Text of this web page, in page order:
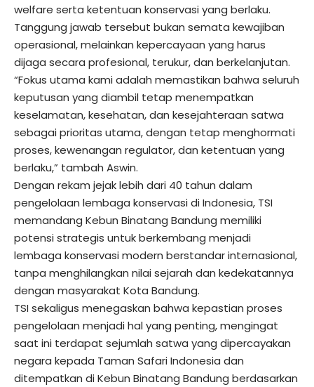
welfare serta ketentuan konservasi yang berlaku.
Tanggung jawab tersebut bukan semata kewajiban
operasional, melainkan kepercayaan yang harus
dijaga secara profesional, terukur, dan berkelanjutan.
“Fokus utama kami adalah memastikan bahwa seluruh
keputusan yang diambil tetap menempatkan
keselamatan, kesehatan, dan kesejahteraan satwa
sebagai prioritas utama, dengan tetap menghormati
proses, kewenangan regulator, dan ketentuan yang
berlaku,” tambah Aswin.
Dengan rekam jejak lebih dari 40 tahun dalam
pengelolaan lembaga konservasi di Indonesia, TSI
memandang Kebun Binatang Bandung memiliki
potensi strategis untuk berkembang menjadi
lembaga konservasi modern berstandar internasional,
tanpa menghilangkan nilai sejarah dan kedekatannya
dengan masyarakat Kota Bandung.
TSI sekaligus menegaskan bahwa kepastian proses
pengelolaan menjadi hal yang penting, mengingat
saat ini terdapat sejumlah satwa yang dipercayakan
negara kepada Taman Safari Indonesia dan
ditempatkan di Kebun Binatang Bandung berdasarkan